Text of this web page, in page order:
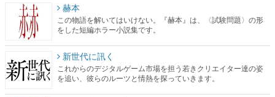
赫本
この物語を解いてはいけない。『赫本』は、〈試験問題〉の形
をした短編ホラー小説集です。
新世代に訊く
これからのデジタルゲーム市場を担う若きクリエイター達の姿
を追い、彼らのルーツと情熱を探っていきます。